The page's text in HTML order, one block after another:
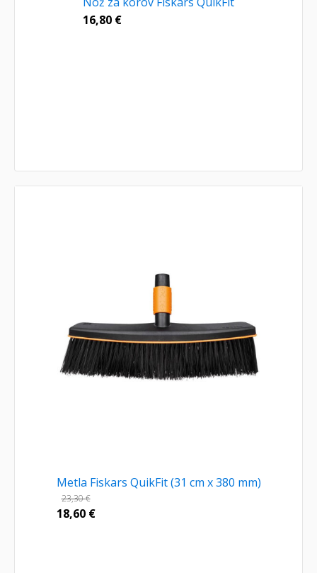
16,80 €
Metla Fiskars QuikFit (31 cm x 380 mm)
23,30€
18,60 €